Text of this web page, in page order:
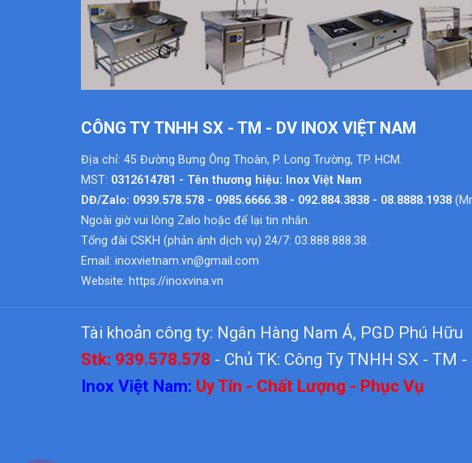
CÔNG TY TNHH SX - TM - DV INOX VIỆT NAM
Địa chỉ: 45 Đường Bưng Ông Thoàn, P. Long Trường, TP. HCM.
MST: 0312614781 - Tên thương hiệu: Inox Việt Nam
DĐ/Zalo: 0939.578.578 - 0985.6666.38 - 092.884.3838 - 08.8888.1938
Ngoài giờ vui lòng Zalo hoặc để lại tin nhắn.
Tổng đài CSKH (phản ánh dịch vụ) 24/7: 03.888.888.38.
Email: inoxvietnam.vn@gmail.com
Website: https://inoxvina.vn
Tài khoản công ty: Ngân Hàng Nam Á, PGD Phú Hữu
Stk: 939.578.578 - Chủ TK: Công Ty TNHH SX - TM
Inox Việt Nam: Uy Tín - Chất Lượng - Phục Vụ